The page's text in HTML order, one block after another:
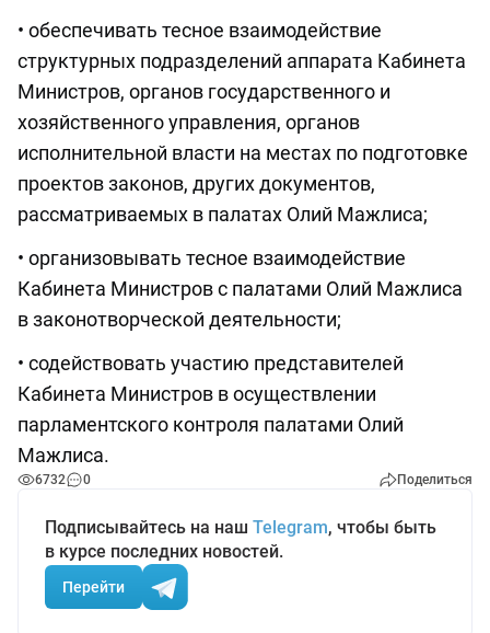
• обеспечивать тесное взаимодействие
структурных подразделений аппарата Кабинета
Министров, органов государственного и
хозяйственного управления, органов
исполнительной власти на местах по подготовке
проектов законов, других документов,
рассматриваемых в палатах Олий Мажлиса;
• организовывать тесное взаимодействие
Кабинета Министров с палатами Олий Мажлиса
в законотворческой деятельности;
• содействовать участию представителей
Кабинета Министров в осуществлении
парламентского контроля палатами Олий
Мажлиса.
6732 0 Поделиться
Подписывайтесь на наш Telegram, чтобы быть
в курсе последних новостей.
Перейти